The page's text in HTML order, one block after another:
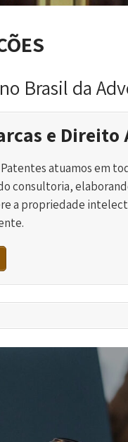
Brasil da
e
atuamos em
consultoria,
a propriedade